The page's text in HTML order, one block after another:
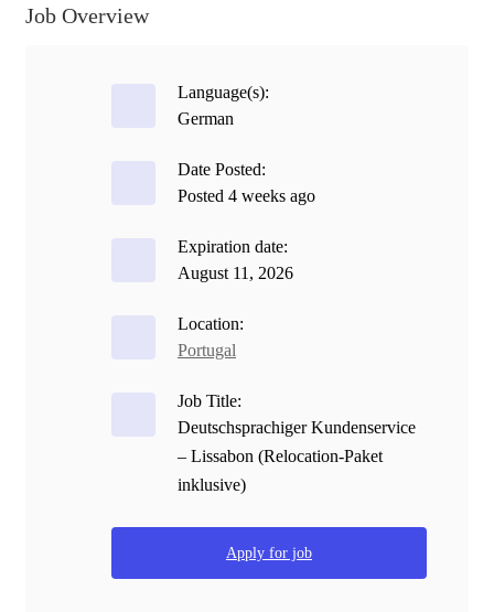
Job Overview
Language(s):
German
Date Posted:
Posted 4 weeks ago
Expiration date:
August 11, 2026
Location:
Portugal
Job Title:
Deutschsprachiger Kundenservice
– Lissabon (Relocation-Paket
inklusive)
Apply for job